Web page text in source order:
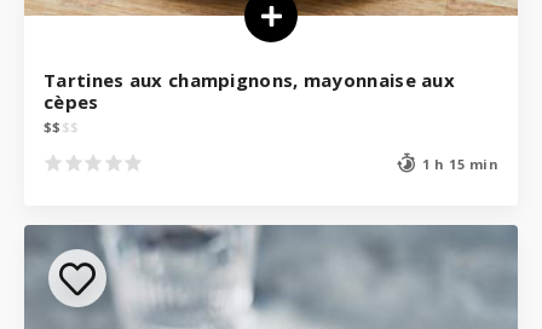
Tartines aux champignons, mayonnaise aux
cèpes
$$ $$
1 h 15 min